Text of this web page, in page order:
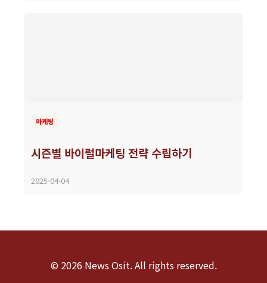
마케팅
시즌별 바이럴마케팅 전략 수립하기
2025-04-04
© 2026 News Osit. All rights reserved.